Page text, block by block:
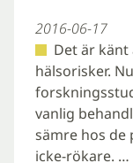
2016-06-17
Det är
hälsorisker.
vanlig
sämre hos de
icke-rökare. …